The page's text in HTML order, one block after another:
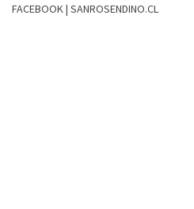
FACEBOOK | SANROSENDINO.CL